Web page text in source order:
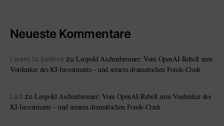
Neueste Kommentare
I want to believe zu Leopold Aschenbrenner: Vom OpenAI-Rebell zum
Vordenker des KI-Investments – und seinem dramatischen Fonds-Crash
Lad zu Leopold Aschenbrenner: Vom OpenAI-Rebell zum Vordenker des
KI-Investments – und seinem dramatischen Fonds-Crash